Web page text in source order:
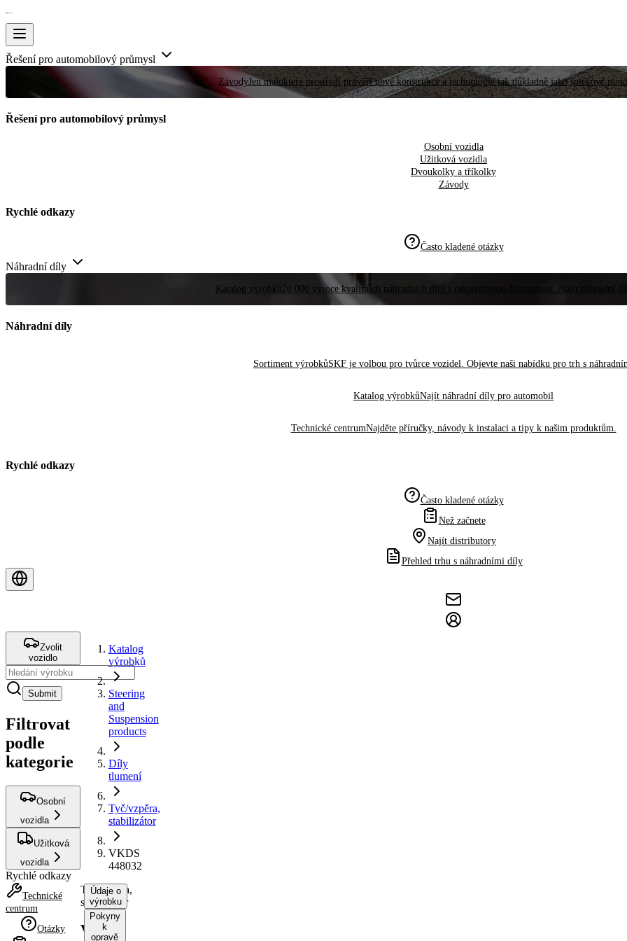
Řešení pro automobilový průmysl
ZávodyJen málokteré prostředí prověří nové konstrukce a technologie tak důkladně jako špičkové
Řešení pro automobilový průmysl
Osobní vozidla
Užitková vozidla
Dvoukolky a tříkolky
Závody
Rychlé odkazy
Často kladené otázky
Náhradní díly
Katalog výrobků20 000 vysoce kvalitních náhradních dílů s celosvětovou dostupností. Najít náhradní
Náhradní díly
Sortiment výrobkůSKF je volbou pro tvůrce vozidel. Objevte naši nabídku pro trh s
Katalog výrobkůNajít náhradní díly pro automobil
Technické centrumNajděte příručky, návody k instalaci a tipy k našim produktům.
Rychlé odkazy
Často kladené otázky
Než začnete
Najít distributory
Přehled trhu s náhradními díly
Zvolit
vozidlo
Submit
Filtrovat
podle
kategorie
Osobní
vozidla
Užitková
vozidla
Rychlé odkazy
Technické
centrum
Otázky
Katalog
výrobků
Steering
and
Suspension
products
Díly
tlumení
Tyč/vzpěra,
stabilizátor
VKDS
448032
Tyč/vzpěra,
stabilizátor
VKDS
Údaje o
výrobku
Pokyny
k
opravě